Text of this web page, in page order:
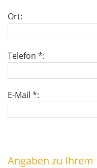
Ort:
Telefon *:
E-Mail *:
Angaben zu Ihrem